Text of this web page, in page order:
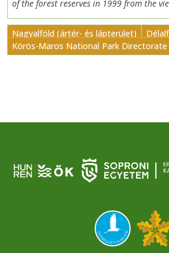
of the forest reserves in 1999 from the
Nagyalföld (ártér- és lápterület)
Körös-Maros National Park Directorate